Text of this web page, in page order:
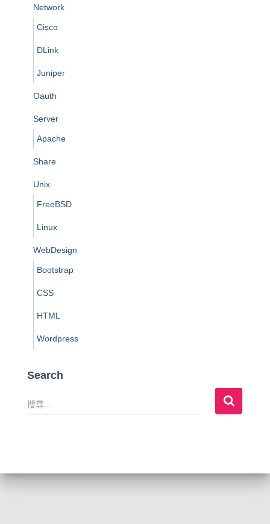
Network
Cisco
DLink
Juniper
Oauth
Server
Apache
Share
Unix
FreeBSD
Linux
WebDesign
Bootstrap
CSS
HTML
Wordpress
Search
搜
尋